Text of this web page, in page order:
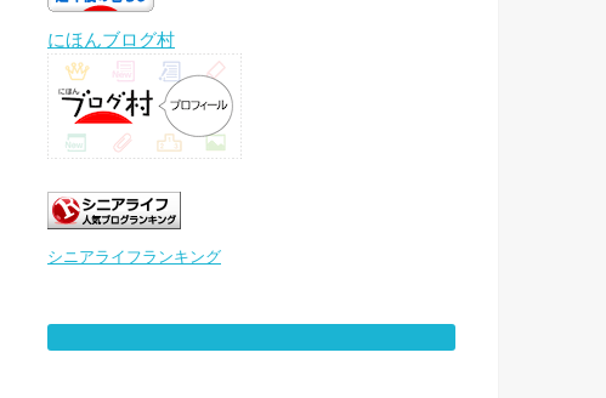
にほんブログ村
シニアライフランキング